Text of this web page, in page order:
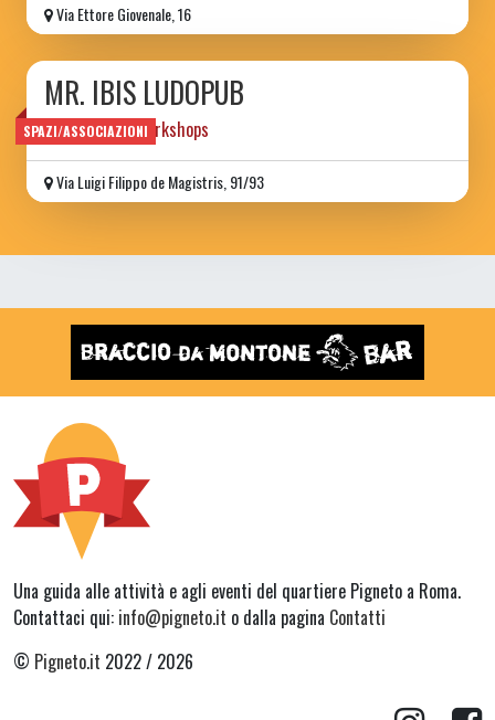
Via Ettore Giovenale, 16
SPAZI/ASSOCIAZIONI
MR. IBIS LUDOPUB
games books workshops
Via Luigi Filippo de Magistris, 91/93
Una guida alle attività e agli eventi del quartiere Pigneto a Roma.
Contattaci qui: info@pigneto.it o dalla pagina Contatti
© Pigneto.it 2022 / 2026